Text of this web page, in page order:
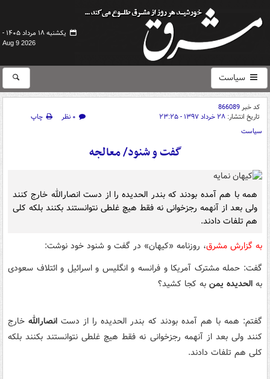
یکشنبه ۱۸ مرداد ۱۴۰۵ -
Aug 9 2026
سیاست
کد خبر866089
تاریخ انتشار: ۲۸ خرداد ۱۳۹۷ - ۲۳:۲۵ ۰ نظر
چاپ
سیاست
گفت و شنود/ معالجه
همه با هم آمده بودند که بندر الحدیده را از دست انصارالله خارج کنند
ولی بعد از آنهمه رجزخوانی نه فقط هیچ غلطی نتوانستند بکنند بلکه کلی
هم تلفات دادند.
به گزارش مشرق، روزنامه «کیهان» در گفت و شنود خود نوشت:
گفت: حمله مشترک آمریکا و فرانسه و انگلیس و اسرائیل و ائتلاف سعودی
به الحدیده یمن به کجا کشید؟
گفتم: همه با هم آمده بودند که بندر الحدیده را از دست انصاراللهخارج
کنند ولی بعد از آنهمه رجزخوانی نه فقط هیچ غلطی نتوانستند بکنند بلکه
کلی هم تلفات دادند.